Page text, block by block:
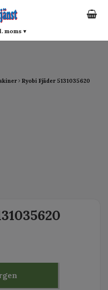
Ryobi Fjäder 5131035620
moms ▾